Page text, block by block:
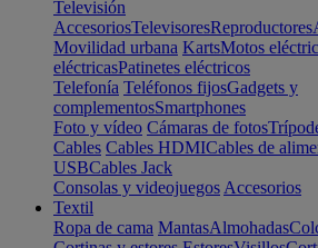
Televisión
AccesoriosTelevisoresReproductores
Movilidad urbana KartsMotos
eléctricasPatinetes eléctricos
Telefonía Teléfonos fijosGadgets y
complementosSmartphones
Foto y vídeo Cámaras de fotos
Cables Cables HDMICables de
USBCables Jack
Consolas y videojuegos Accesorios
Textil
Ropa de cama MantasAlmohadas